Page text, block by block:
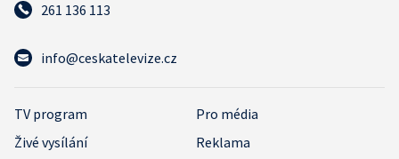
261 136 113
info@ceskatelevize.cz
TV program
Pro média
Živé vysílání
Reklama